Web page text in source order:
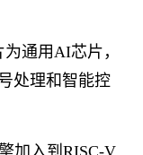
通用AI芯片，
处理和智能控